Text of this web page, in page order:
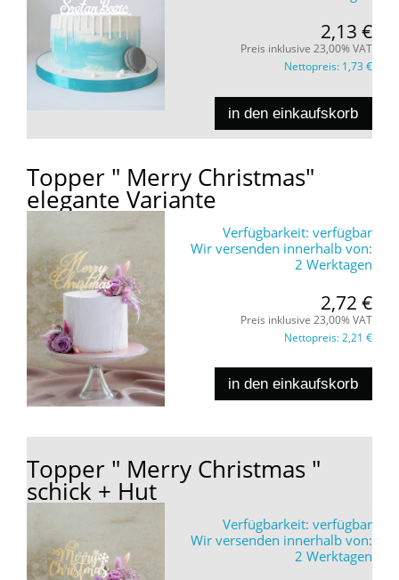
2,13 €
Preis inklusive 23,00% VAT
Nettopreis: 1,73 €
in den einkaufskorb
Topper " Merry Christmas"
elegante Variante
Verfügbarkeit: verfügbar
Wir versenden innerhalb von:
2 Werktagen
2,72 €
Preis inklusive 23,00% VAT
Nettopreis:2,21 €
in den einkaufskorb
Topper " Merry Christmas "
schick + Hut
Verfügbarkeit: verfügbar
Wir versenden innerhalb von:
2 Werktagen